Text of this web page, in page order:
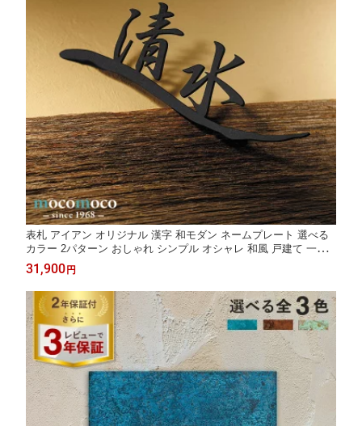
表札 アイアン オリジナル 漢字 和モダン ネームプレート 選べる
カラー 2パターン おしゃれ シンプル オシャレ 和風 戸建て 一戸
鉄製 日本製 新築祝い ギフト 送料無料【Jey type-01】
31,900円